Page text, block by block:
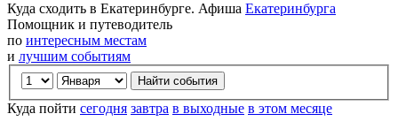
Куда сходить в Екатеринбурге. Афиша Екатеринбурга
Помощник и путеводитель
по интересным местам
и лучшим событиям
Куда пойти сегодня завтра в выходные в этом месяце